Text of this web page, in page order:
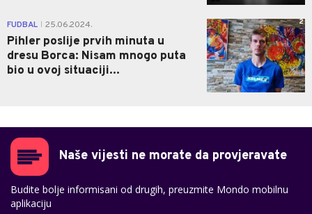
FUDBAL 25.06.2024.
Pihler poslije prvih minuta u
dresu Borca: Nisam mnogo puta
bio u ovoj situaciji...
2
Naše vijesti ne morate da provjeravate
Budite bolje informisani od drugih, preuzmite Mondo mobilnu
aplikaciju